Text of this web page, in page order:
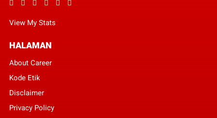
View My Stats
HALAMAN
About Career
Kode Etik
Disclaimer
Privacy Policy